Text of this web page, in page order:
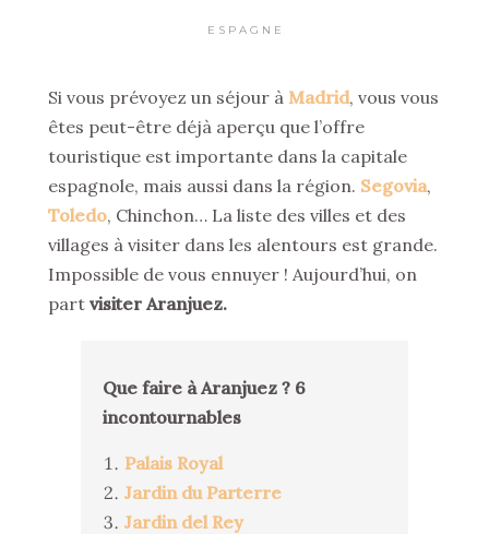
ESPAGNE
Si vous prévoyez un séjour à Madrid, vous vous
êtes peut-être déjà aperçu que l’offre
touristique est importante dans la capitale
espagnole, mais aussi dans la région. Segovia,
Toledo, Chinchon… La liste des villes et des
villages à visiter dans les alentours est grande.
Impossible de vous ennuyer ! Aujourd’hui, on
part visiter Aranjuez.
Que faire à Aranjuez ? 6
incontournables
Palais Royal
Jardin du Parterre
Jardin del Rey